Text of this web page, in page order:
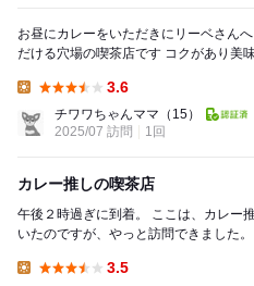
お昼にカレーをいただきにリーベさんへ こちらは美味しいカレーがいた
だける穴場の喫茶店です コクがあり美味しいので、時々食べたくなりま
3.6
チワワちゃんママ （15）
2025/07 訪問
1回
カレー推しの喫茶店
午後２時過ぎに到着。 ここは、カレー推しの喫茶店。 前から気になって
いたのですが、やっと訪問できました。 かわいいけれど、落ち着いた店
3.5